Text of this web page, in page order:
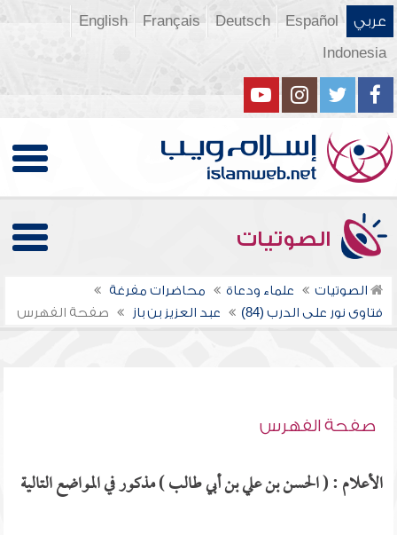
عربي Español
Deutsch
Français
English
Indonesia
الصوتيات
الصوتيات علماء ودعاة
محاضرات مفرغة
فتاوى نور على الدرب (84)
عبد العزيز بن باز صفحة الفهرس
صفحة الفهرس
الأعلام : ( الحسن بن علي بن أبي طالب ) مذكور في المواضع التالية